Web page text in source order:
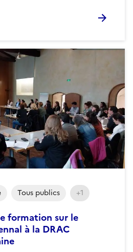
formation sur le
à la DRAC
Tous publics +1